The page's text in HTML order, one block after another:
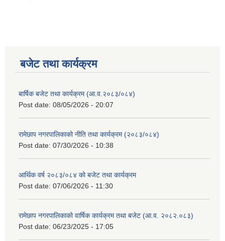
बजेट तथा कार्यक्रम
बार्षिक बजेट तथा कार्यक्रम (आ.व.२०८३/०८४)
Post date: 08/05/2026 - 20:07
रामेछाप नगरपालिकाको नीति तथा कार्यक्रम (२०८३/०८४)
Post date: 07/30/2026 - 10:38
आर्थिक वर्ष २०८३/०८४ को बजेट तथा कार्यक्रम
Post date: 07/06/2026 - 11:30
रामेछाप नगरपालिकाको वार्षिक कार्यक्रम तथा बजेट (आ.व. २०८२.०८३)
Post date: 06/23/2025 - 17:05